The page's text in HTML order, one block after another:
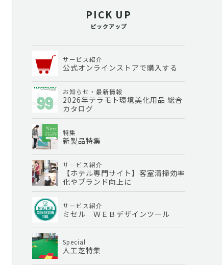
PICK UP
ピックアップ
サービス紹介
公式オンラインストアで購入する
お知らせ・最新情報
2026年テラモト環境美化用品 総合
カタログ
特集
新製品特集
サービス紹介
【ホテル専門サイト】客室清掃効率
化やブランド向上に
サービス紹介
ミセル ＷＥＢデザインツール
Special
人工芝特集